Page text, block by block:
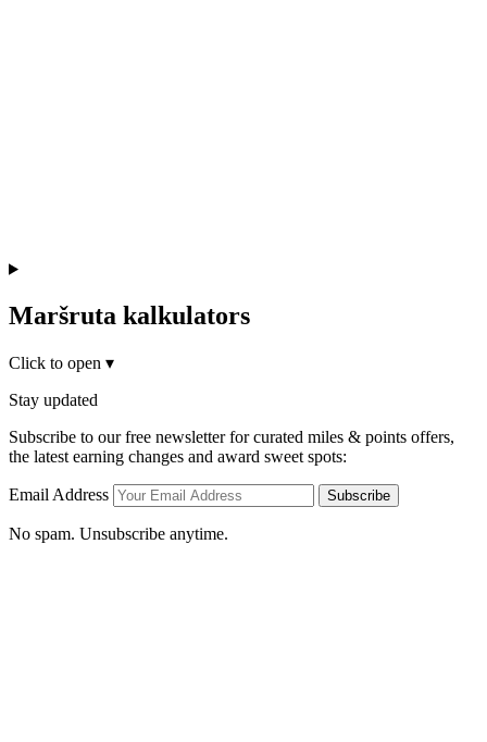
Maršruta kalkulators
Click to open ▾
Stay updated
Subscribe to our free newsletter for curated miles & points offers,
the latest earning changes and award sweet spots:
Email Address Subscribe
No spam. Unsubscribe anytime.